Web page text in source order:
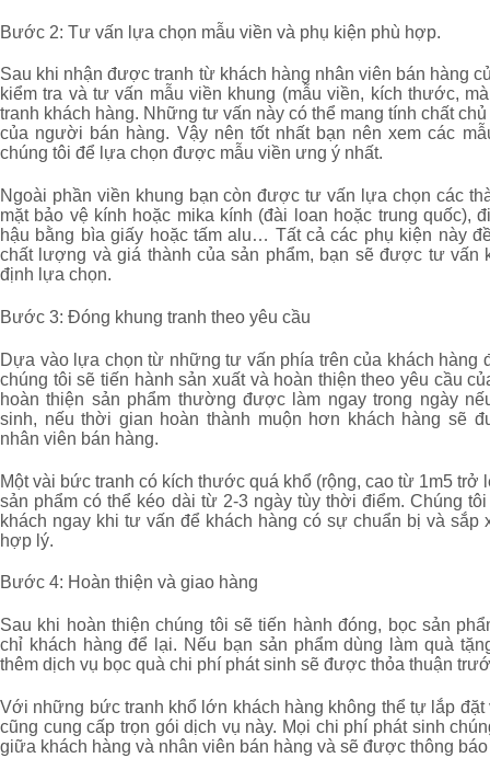
Bước 2: Tư vấn lựa chọn mẫu viền và phụ kiện phù hợp.
Sau khi nhận được tranh từ khách hàng nhân viên bán hàng
kiểm tra và tư vấn mẫu viền khung (mẫu viền, kích thước,
tranh khách hàng. Những tư vấn này có thể mang tính chất
của người bán hàng. Vậy nên tốt nhất bạn nên xem các
chúng tôi để lựa chọn được mẫu viền ưng ý nhất.
Ngoài phần viền khung bạn còn được tư vấn lựa chọn các
mặt bảo vệ kính hoặc mika kính (đài loan hoặc trung quốc),
hậu bằng bìa giấy hoặc tấm alu… Tất cả các phụ kiện này
chất lượng và giá thành của sản phẩm, bạn sẽ được tư vấn
định lựa chọn.
Bước 3: Đóng khung tranh theo yêu cầu
Dựa vào lựa chọn từ những tư vấn phía trên của khách hàng
chúng tôi sẽ tiến hành sản xuất và hoàn thiện theo yêu cầu
hoàn thiện sản phẩm thường được làm ngay trong ngày
sinh, nếu thời gian hoàn thành muộn hơn khách hàng sẽ
nhân viên bán hàng.
Một vài bức tranh có kích thước quá khổ (rộng, cao từ 1m5 trở
sản phẩm có thể kéo dài từ 2-3 ngày tùy thời điểm. Chúng
khách ngay khi tư vấn để khách hàng có sự chuẩn bị và sắp
hợp lý.
Bước 4: Hoàn thiện và giao hàng
Sau khi hoàn thiện chúng tôi sẽ tiến hành đóng, bọc sản
chỉ khách hàng để lại. Nếu bạn sản phẩm dùng làm quà
thêm dịch vụ bọc quà chi phí phát sinh sẽ được thỏa thuận
Với những bức tranh khổ lớn khách hàng không thể tự lắp đặt
cũng cung cấp trọn gói dịch vụ này. Mọi chi phí phát sinh
giữa khách hàng và nhân viên bán hàng và sẽ được thông